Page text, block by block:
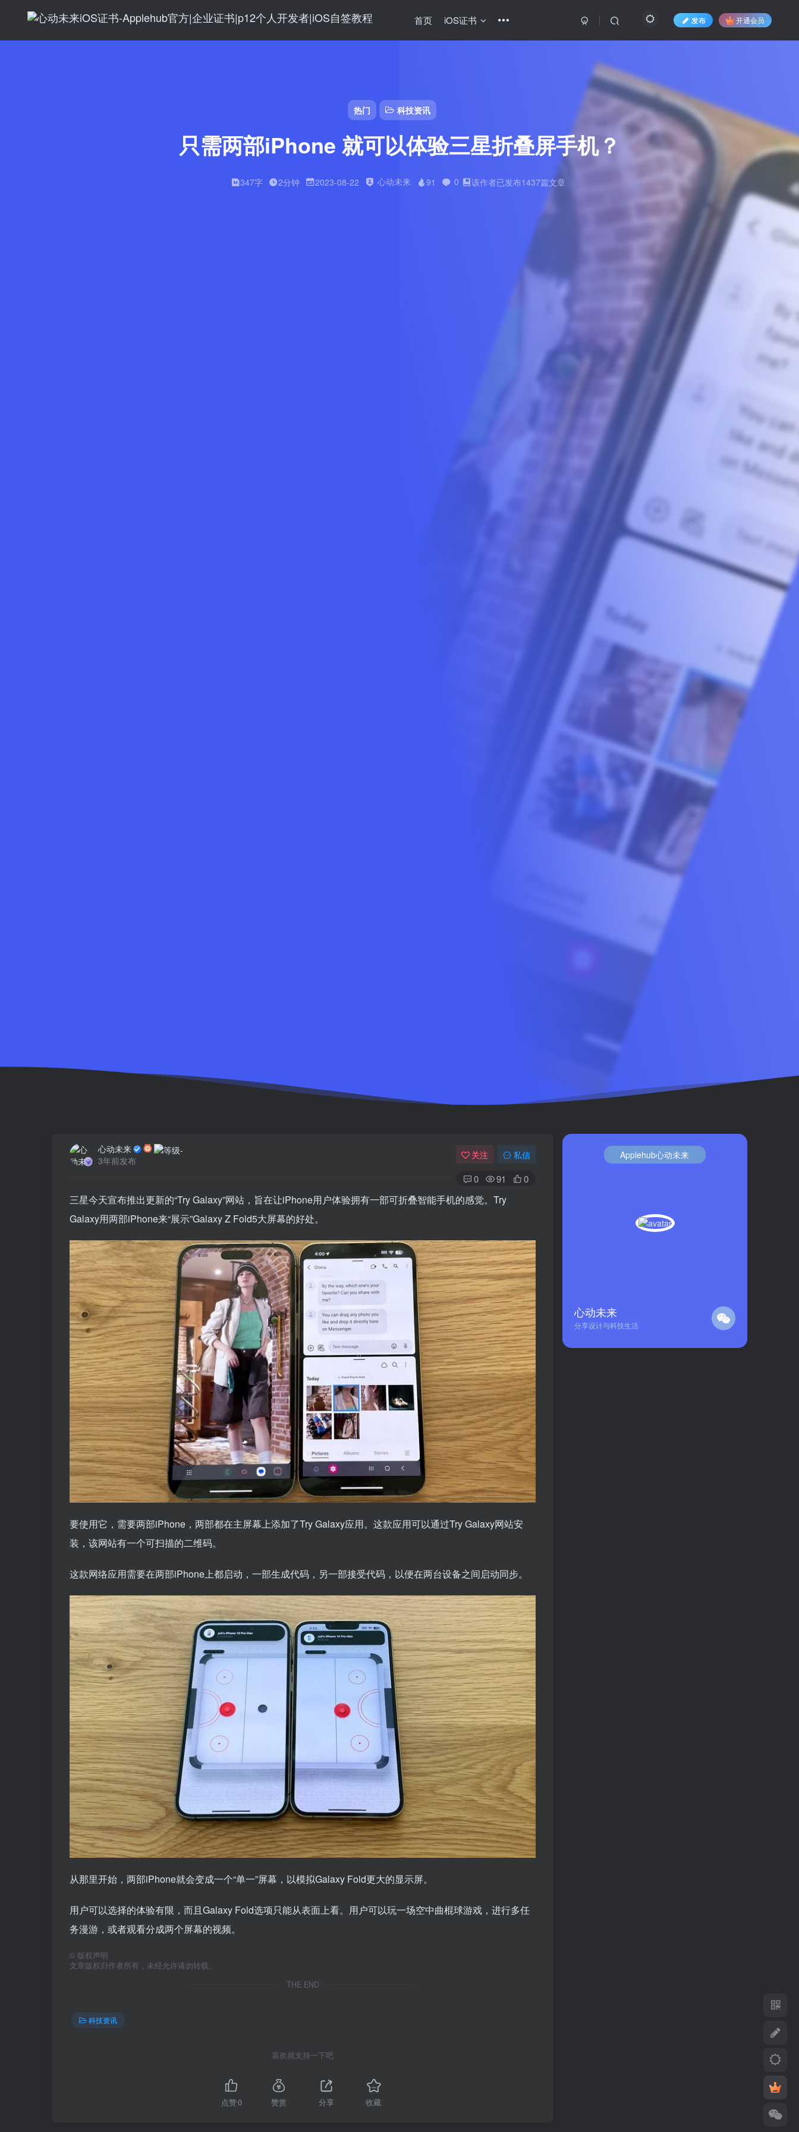
热门 科技资讯
只需两部iPhone 就可以体验三星折叠屏手机？
347字 2分钟 2023-08-22 心动未来 91 0 该作者已发布1437篇文章
首页 iOS证书 发布 开通会员
心动未来
3年前发布
关注 私信
0 91 0
三星今天宣布推出更新的“Try Galaxy”网站，旨在让iPhone用户体验拥有一部可折叠智能手机的感觉。Try
Galaxy用两部iPhone来“展示”Galaxy Z Fold5大屏幕的好处。
要使用它，需要两部iPhone，两部都在主屏幕上添加了Try Galaxy应用。这款应用可以通过Try Galaxy网站安
装，该网站有一个可扫描的二维码。
这款网络应用需要在两部iPhone上都启动，一部生成代码，另一部接受代码，以便在两台设备之间启动同步。
从那里开始，两部iPhone就会变成一个“单一”屏幕，以模拟Galaxy Fold更大的显示屏。
用户可以选择的体验有限，而且Galaxy Fold选项只能从表面上看。用户可以玩一场空中曲棍球游戏，进行多任
务漫游，或者观看分成两个屏幕的视频。
© 版权声明
文章版权归作者所有，未经允许请勿转载。
THE END
科技资讯
喜欢就支持一下吧
点赞0 赞赏 分享 收藏
Applehub心动未来
心动未来
分享设计与科技生活